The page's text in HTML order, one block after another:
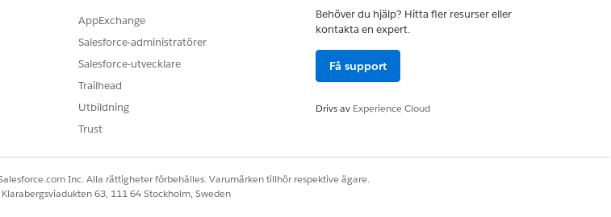
AppExchange
Salesforce-administratörer
Salesforce-utvecklare
Trailhead
Utbildning
Trust
Behöver du hjälp? Hitta fler resurser eller
kontakta en expert.
Få support
Drivs av Experience Cloud
Inc. Alla rättigheter förbehålles. Varumärken tillhör respektive ägare.
Klarabergsviadukten 63, 111 64 Stockholm, Sweden